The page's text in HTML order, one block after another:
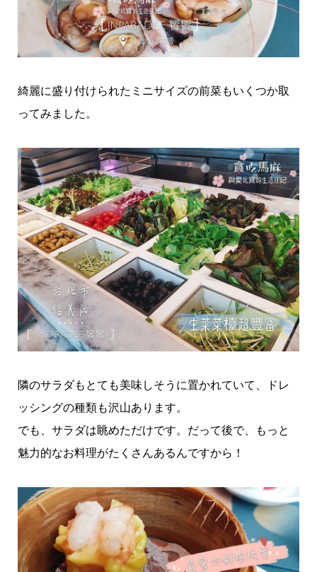
綺麗に盛り付けられたミニサイズの前菜もいくつか取
ってみました。
隣のサラダもとても美味しそうに置かれていて、ドレ
ッシングの種類も沢山あります。
でも、サラダは眺めただけです。だって後で、もっと
魅力的なお料理がたくさんあるんですから！